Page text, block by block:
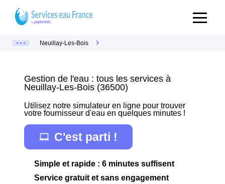
Neuillay-Les-Bois
Gestion de l'eau : tous les services à
Neuillay-Les-Bois (36500)
Utilisez notre simulateur en ligne pour trouver
votre fournisseur d'eau en quelques minutes !
C'est parti !
Simple et rapide : 6 minutes suffisent
Service gratuit et sans engagement